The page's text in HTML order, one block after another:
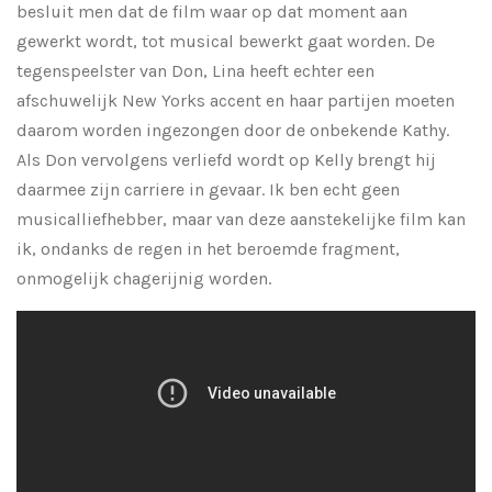
besluit men dat de film waar op dat moment aan
gewerkt wordt, tot musical bewerkt gaat worden. De
tegenspeelster van Don, Lina heeft echter een
afschuwelijk New Yorks accent en haar partijen moeten
daarom worden ingezongen door de onbekende Kathy.
Als Don vervolgens verliefd wordt op Kelly brengt hij
daarmee zijn carriere in gevaar. Ik ben echt geen
musicalliefhebber, maar van deze aanstekelijke film kan
ik, ondanks de regen in het beroemde fragment,
onmogelijk chagerijnig worden.